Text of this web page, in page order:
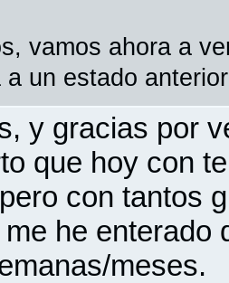
vamos ahora a
a un estado
y gracias por
que hoy con
con tantos
he enterado
meses.